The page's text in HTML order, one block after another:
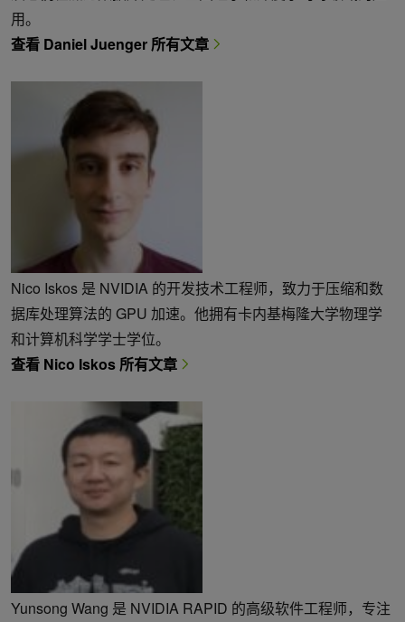
用。
查看 Daniel Juenger 所有文章
Nico Iskos 是 NVIDIA 的开发技术工程师，致力于压缩和数
据库处理算法的 GPU 加速。他拥有卡内基梅隆大学物理学
和计算机科学学士学位。
查看 Nico Iskos 所有文章
Yunsong Wang 是 NVIDIA RAPID 的高级软件工程师，专注